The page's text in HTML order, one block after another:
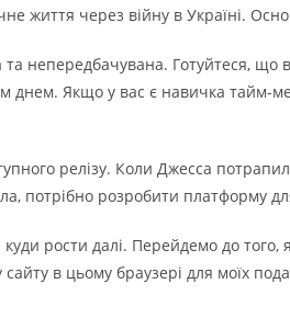
життя через війну в Україні.
непередбачувана. Готуйтеся, що
днем. Якщо у вас є навичка тайм-
релізу. Коли Джесса
потрібно розробити платформу
куди рости далі. Перейдемо до
в цьому браузері для моїх